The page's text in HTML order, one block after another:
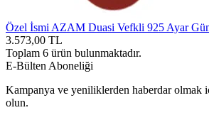
Özel İsmi AZAM Duasi Vefkli 925 Ayar
3.573,00 TL
Toplam 6 ürün bulunmaktadır.
E-Bülten Aboneliği
Kampanya ve yeniliklerden haberdar olmak
olun.